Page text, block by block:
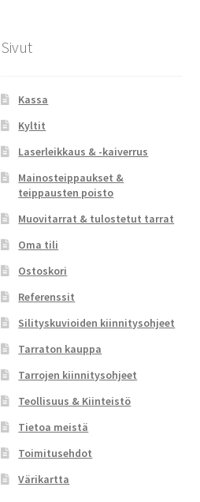
Sivut
Kassa
Kyltit
Laserleikkaus & -kaiverrus
Mainosteippaukset &
teippausten poisto
Muovitarrat & tulostetut tarrat
Oma tili
Ostoskori
Referenssit
Silityskuvioiden kiinnitysohjeet
Tarraton kauppa
Tarrojen kiinnitysohjeet
Teollisuus & Kiinteistö
Tietoa meistä
Toimitusehdot
Värikartta